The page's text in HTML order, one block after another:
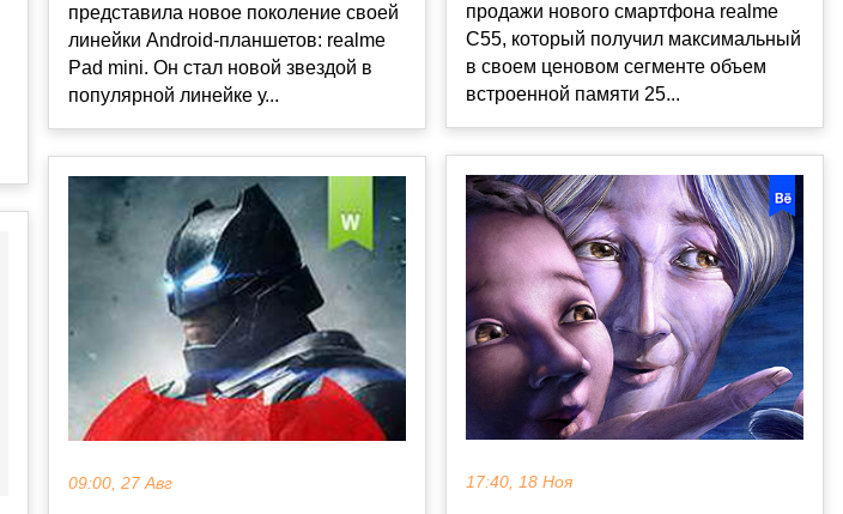
представила новое поколение своей
линейки Android-планшетов: realme
Pad mini. Он стал новой звездой в
популярной линейке у...
09:00, 27 Авг
продажи нового смартфона realme
C55, который получил максимальный
в своем ценовом сегменте объем
встроенной памяти 25...
17:40, 18 Ноя